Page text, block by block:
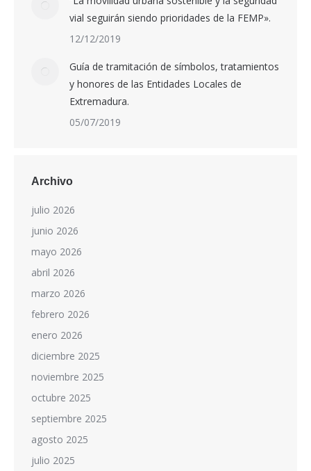
vial seguirán siendo prioridades de la FEMP».
12/12/2019
Guía de tramitación de símbolos, tratamientos
y honores de las Entidades Locales de
Extremadura.
05/07/2019
Archivo
julio 2026
junio 2026
mayo 2026
abril 2026
marzo 2026
febrero 2026
enero 2026
diciembre 2025
noviembre 2025
octubre 2025
septiembre 2025
agosto 2025
julio 2025